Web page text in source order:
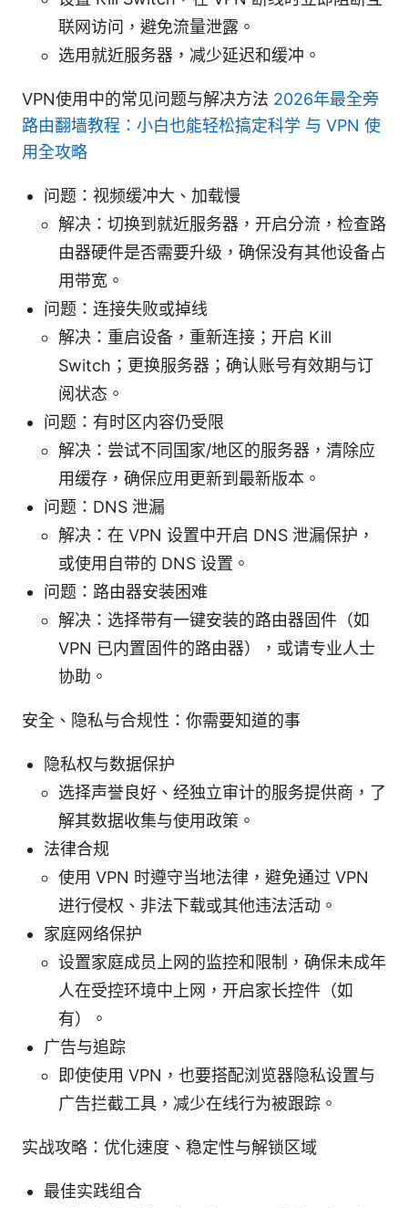
联网访问，避免流量泄露。
选用就近服务器，减少延迟和缓冲。
VPN使用中的常见问题与解决方法 2026年最全旁
路由翻墙教程：小白也能轻松搞定科学 与 VPN 使
用全攻略
问题：视频缓冲大、加载慢
解决：切换到就近服务器，开启分流，检查路
由器硬件是否需要升级，确保没有其他设备占
用带宽。
问题：连接失败或掉线
解决：重启设备，重新连接；开启 Kill
Switch；更换服务器；确认账号有效期与订
阅状态。
问题：有时区内容仍受限
解决：尝试不同国家/地区的服务器，清除应
用缓存，确保应用更新到最新版本。
问题：DNS 泄漏
解决：在 VPN 设置中开启 DNS 泄漏保护，
或使用自带的 DNS 设置。
问题：路由器安装困难
解决：选择带有一键安装的路由器固件（如
VPN 已内置固件的路由器），或请专业人士
协助。
安全、隐私与合规性：你需要知道的事
隐私权与数据保护
选择声誉良好、经独立审计的服务提供商，了
解其数据收集与使用政策。
法律合规
使用 VPN 时遵守当地法律，避免通过 VPN
进行侵权、非法下载或其他违法活动。
家庭网络保护
设置家庭成员上网的监控和限制，确保未成年
人在受控环境中上网，开启家长控件（如
有）。
广告与追踪
即使使用 VPN，也要搭配浏览器隐私设置与
广告拦截工具，减少在线行为被跟踪。
实战攻略：优化速度、稳定性与解锁区域
最佳实践组合